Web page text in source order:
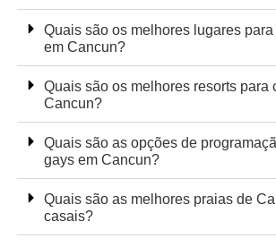
Quais são os melhores lugares para
em Cancun?
Quais são os melhores resorts para
Cancun?
Quais são as opções de
gays em Cancun?
Quais são as melhores praias de
casais?